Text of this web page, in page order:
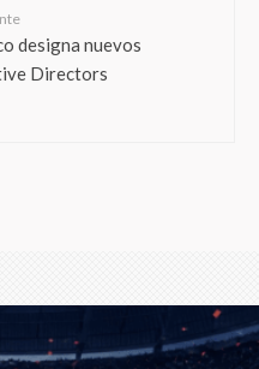
designa nuevos
Directors